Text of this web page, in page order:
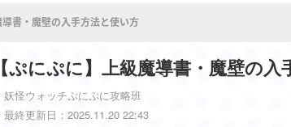
書・魔壁の入手方法と使い方
【ぷにぷに】上級魔導書・魔壁の
妖怪ウォッチぷにぷに攻略班
最終更新日：2025.11.20 22:43